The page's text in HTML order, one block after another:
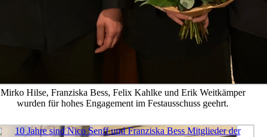
Mirko Hilse, Franziska Bess, Felix Kahlke und Erik Weitkämper
wurden für hohes Engagement im Festausschuss geehrt.